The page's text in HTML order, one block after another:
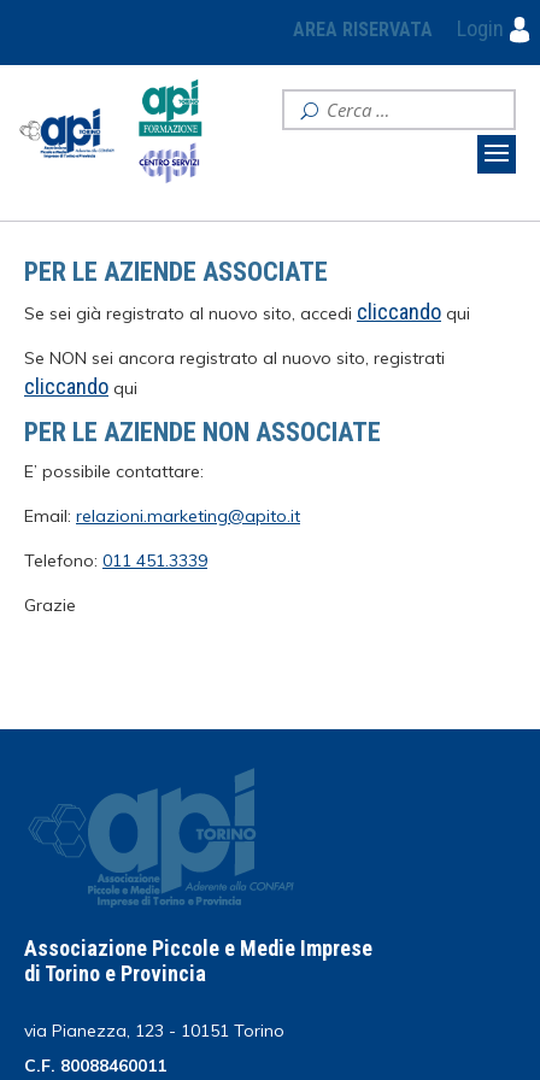
AREA RISERVATA Login
PER LE AZIENDE ASSOCIATE
Se sei già registrato al nuovo sito, accedi cliccando qui
Se NON sei ancora registrato al nuovo sito, registrati
cliccando qui
PER LE AZIENDE NON ASSOCIATE
E’ possibile contattare:
Email: relazioni.marketing@apito.it
Telefono: 011 451.3339
Grazie
Associazione Piccole e Medie Imprese
di Torino e Provincia
via Pianezza, 123 - 10151 Torino
C.F. 80088460011